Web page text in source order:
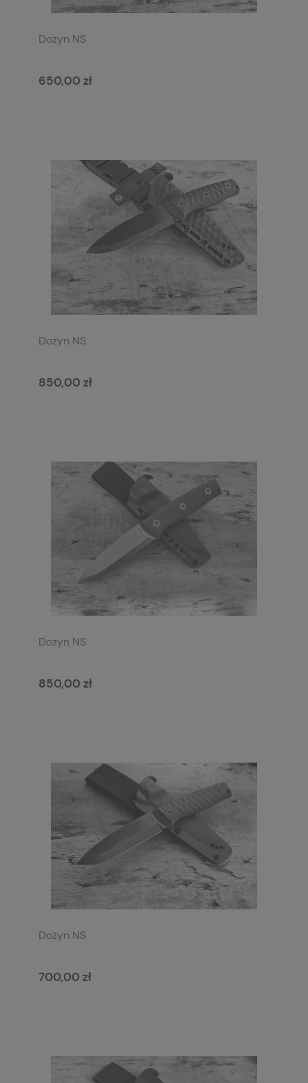
Dożyn NS
650,00 zł
Dożyn NS
850,00 zł
Dożyn NS
850,00 zł
Dożyn NS
700,00 zł